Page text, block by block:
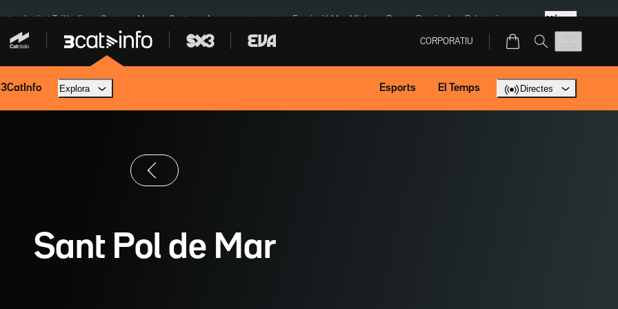
Institut Tailàndia Ceuta Menors Ceuta Aparcament agost Fundació Mas Miró eBay Perpinyà Robatoris coure Més
CORPORATIU
3CatInfo Explora Esports El Temps Directes
Sant Pol de Mar